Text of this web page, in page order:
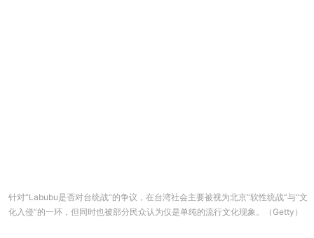
针对“Labubu是否对台统战”的争议，在台湾社会主要被视为北京“软性统战”与“文
化入侵”的一环，但同时也被部分民众认为仅是单纯的流行文化现象。（Getty）